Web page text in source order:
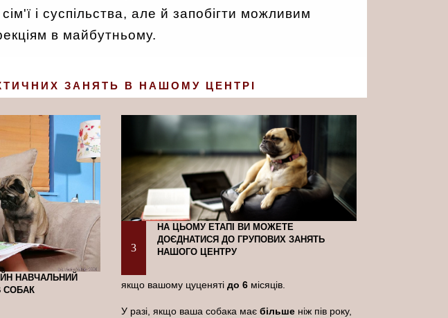
і суспільства, але й запобігти можливим
в майбутньому.
ЗАНЯТЬ В НАШОМУ ЦЕНТРІ
НАВЧАЛЬНИЙ
СОБАК
3
НА ЦЬОМУ ЕТАПІ ВИ МОЖЕТЕ
ДОЄДНАТИСЯ ДО ГРУПОВИХ ЗАНЯТЬ
НАШОГО ЦЕНТРУ
якщо вашому цуценяті до 6місяців.
У разі, якщо ваша собака має більшеніж пів року,